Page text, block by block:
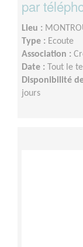
par
Lieu :
Type : Ecoute
Association :
Date : Tout le
Disponibilité
jours